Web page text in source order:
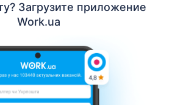
Загрузите приложение
Work.ua